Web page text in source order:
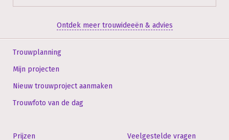
Ontdek meer trouwideeën & advies
Trouwplanning
Mijn projecten
Nieuw trouwproject aanmaken
Trouwfoto van de dag
Prijzen Veelgestelde vragen